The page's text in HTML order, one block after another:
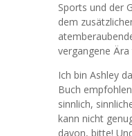
Sports und der
dem
vergangene
Ich bin Ashley
Buch
sinnlich,
kann nicht
davon, bitte!